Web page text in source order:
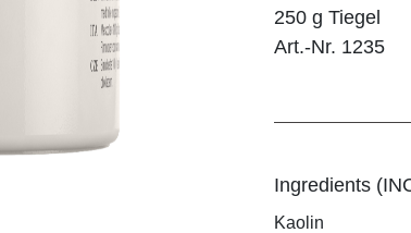
250 g Tiegel
Art.-Nr. 1235
Ingredients
Kaolin